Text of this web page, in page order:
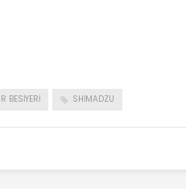
BESIYERI SHIMADZU